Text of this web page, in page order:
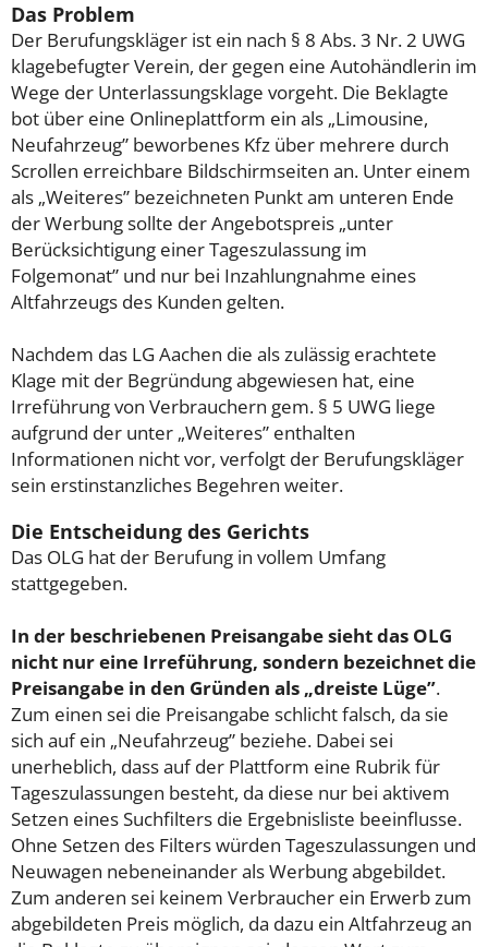
Das Problem
Der Berufungskläger ist ein nach § 8 Abs. 3 Nr. 2 UWG
klagebefugter Verein, der gegen eine Autohändlerin im
Wege der Unterlassungsklage vorgeht. Die Beklagte
bot über eine Onlineplattform ein als „Limousine,
Neufahrzeug” beworbenes Kfz über mehrere durch
Scrollen erreichbare Bildschirmseiten an. Unter einem
als „Weiteres” bezeichneten Punkt am unteren Ende
der Werbung sollte der Angebotspreis „unter
Berücksichtigung einer Tageszulassung im
Folgemonat” und nur bei Inzahlungnahme eines
Altfahrzeugs des Kunden gelten.
Nachdem das LG Aachen die als zulässig erachtete
Klage mit der Begründung abgewiesen hat, eine
Irreführung von Verbrauchern gem. § 5 UWG liege
aufgrund der unter „Weiteres” enthalten
Informationen nicht vor, verfolgt der Berufungskläger
sein erstinstanzliches Begehren weiter.
Die Entscheidung des Gerichts
Das OLG hat der Berufung in vollem Umfang
stattgegeben.
In der beschriebenen Preisangabe sieht das OLG
nicht nur eine Irreführung, sondern bezeichnet die
Preisangabe in den Gründen als „dreiste Lüge”.
Zum einen sei die Preisangabe schlicht falsch, da sie
sich auf ein „Neufahrzeug” beziehe. Dabei sei
unerheblich, dass auf der Plattform eine Rubrik für
Tageszulassungen besteht, da diese nur bei aktivem
Setzen eines Suchfilters die Ergebnisliste beeinflusse.
Ohne Setzen des Filters würden Tageszulassungen und
Neuwagen nebeneinander als Werbung abgebildet.
Zum anderen sei keinem Verbraucher ein Erwerb zum
abgebildeten Preis möglich, da dazu ein Altfahrzeug an